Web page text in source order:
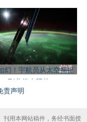
幻！宇航员从太空捕捉
责声明
刊用本网站稿件，务经书面授